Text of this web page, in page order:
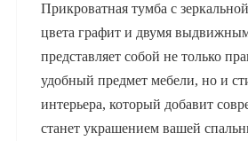
Прикроватная тумба с
цвета графит и двумя
представляет собой не только
удобный предмет мебели, но и
интерьера, который добавит
станет украшением вашей